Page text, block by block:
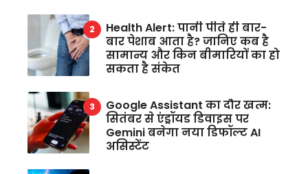
Health Alert: पानी पीते ही बार-
बार पेशाब आता है? जानिए कब है
सामान्य और किन बीमारियों का हो
सकता है संकेत
Google Assistant का दौर खत्म:
सितंबर से एंड्रॉयड डिवाइस पर
Gemini बनेगा नया डिफॉल्ट AI
असिस्टेंट